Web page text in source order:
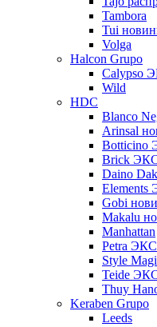
Tambora
Tui
Volga
Halcon Grupo
Calypso
Wild
HDC
Blanco
Arinsal
Brick
Daino
Gobi
Makalu
Manhattan
Petra
Style
Teide
Thuy
Keraben Grupo
Leeds